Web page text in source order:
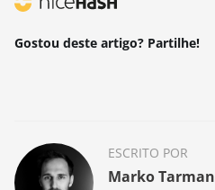
Gostou deste artigo? Partilhe!
ESCRITO POR
Marko Tarman